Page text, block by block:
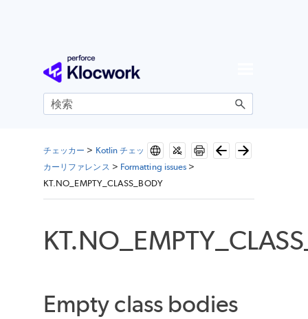
メイン コンテンツにスキップ
チェッカー > Kotlin チェッ
カーリファレンス > Formatting issues >
KT.NO_EMPTY_CLASS_BODY
Empty class bodies